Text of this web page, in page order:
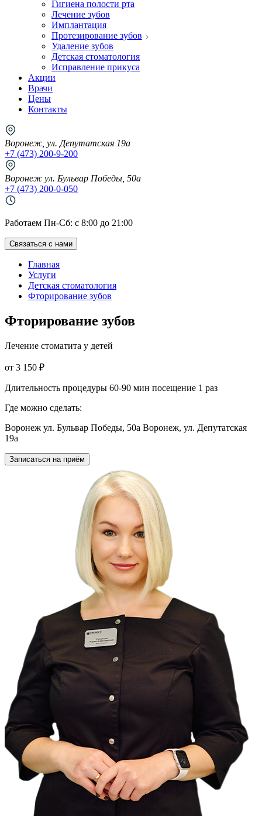
Гигиена полости рта
Лечение зубов
Имплантация
Протезирование зубов
Удаление зубов
Детская стоматология
Исправление прикуса
Акции
Врачи
Цены
Контакты
Воронеж, ул. Депутатская 19а
+7 (473) 200-9-200
Воронеж ул. Бульвар Победы, 50а
+7 (473) 200-0-050
Работаем Пн-Cб: с 8:00 до 21:00
Связаться с нами
Главная
Услуги
Детская стоматология
Фторирование зубов
Фторирование зубов
Лечение стоматита у детей
от 3 150 ₽
Длительность процедуры 60-90 мин посещение 1 раз
Где можно сделать:
Воронеж ул. Бульвар Победы, 50а Воронеж, ул. Депутатская
19а
Записаться на приём